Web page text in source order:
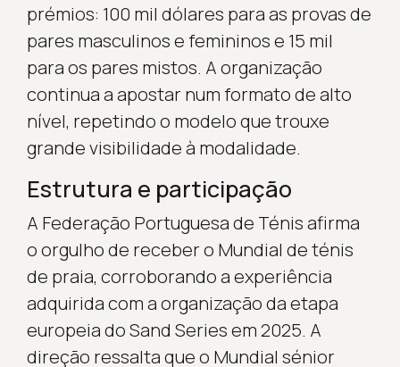
prémios: 100 mil dólares para as provas de
pares masculinos e femininos e 15 mil
para os pares mistos. A organização
continua a apostar num formato de alto
nível, repetindo o modelo que trouxe
grande visibilidade à modalidade.
Estrutura e participação
A Federação Portuguesa de Ténis afirma
o orgulho de receber o Mundial de ténis
de praia, corroborando a experiência
adquirida com a organização da etapa
europeia do Sand Series em 2025. A
direção ressalta que o Mundial sénior